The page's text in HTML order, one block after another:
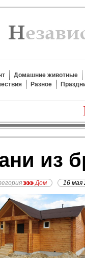
Домашние животные
Разное
из
Дом 16 мая